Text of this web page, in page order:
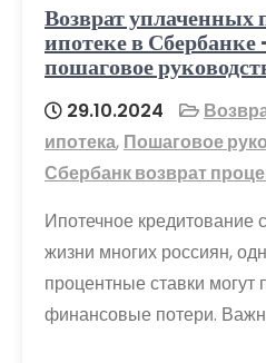
Возврат уплаченных
ипотеке в Сбербанке
пошаговое
29.10.2024
ипотека, Пошаговое
Сбербанк возврат
Ипотечное кредитование
жизни многих россиян,
процентные ставки
финансовые потери.